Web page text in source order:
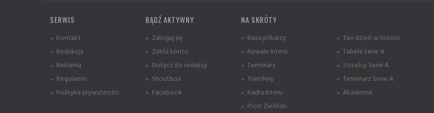
SERWIS
» Kontakt
» Redakcja
» Reklama
» Regulamin
» Polityka prywatności
BĄDŹ AKTYWNY
» Zaloguj się
» Załóż konto
» Dołącz do redakcji
» Shoutbox
» Facebook
NA SKRÓTY
» Baza piłkarzy
» Rywale Interu
» Terminarz
» Transfery
» Kadra Interu
» Piotr Zieliński
» Ten dzień w historii
» Tabela Serie A
» Strzelcy Serie A
» Terminarz Serie A
» Akademia